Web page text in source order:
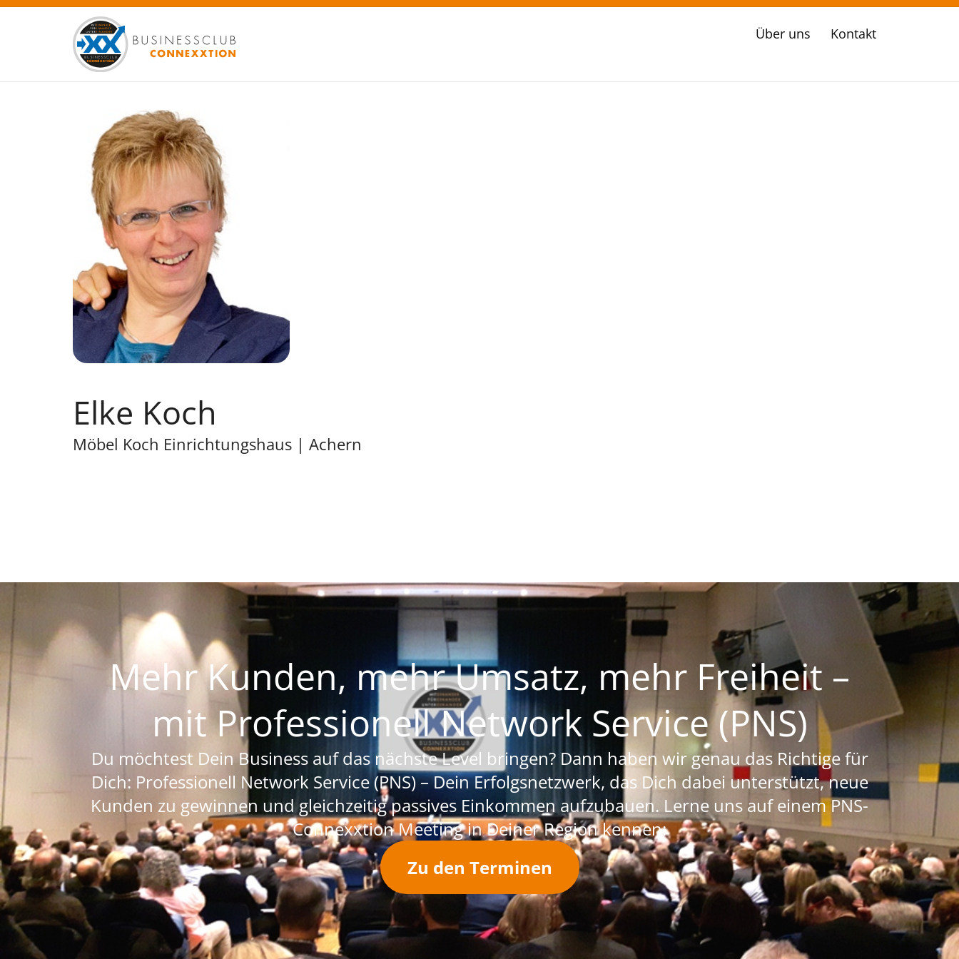
Über uns Kontakt
Elke Koch
Möbel Koch Einrichtungshaus | Achern
Mehr Kunden, mehr Umsatz, mehr Freiheit –
mit Professionell Network Service (PNS)
Du möchtest Dein Business auf das nächste Level bringen? Dann haben wir genau das Richtige für
Dich: Professionell Network Service (PNS) – Dein Erfolgsnetzwerk, das Dich dabei unterstützt, neue
Kunden zu gewinnen und gleichzeitig passives Einkommen aufzubauen. Lerne uns auf einem PNS-
Connexxtion Meeting in Deiner Region kennen:
Zu den Terminen